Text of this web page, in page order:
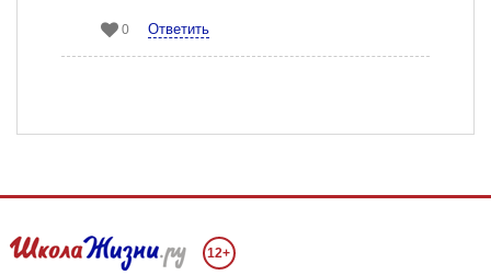
0 Ответить
12+